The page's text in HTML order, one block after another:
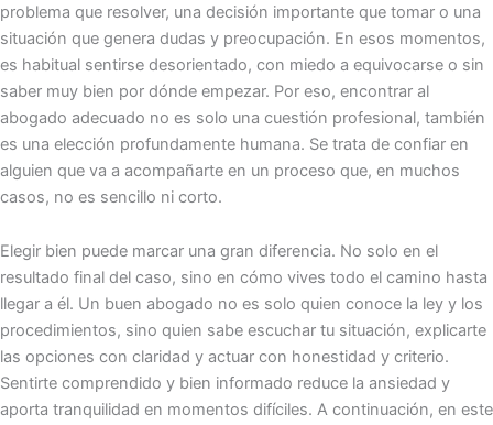
problema que resolver, una decisión importante que tomar o una
situación que genera dudas y preocupación. En esos momentos,
es habitual sentirse desorientado, con miedo a equivocarse o sin
saber muy bien por dónde empezar. Por eso, encontrar al
abogado adecuado no es solo una cuestión profesional, también
es una elección profundamente humana. Se trata de confiar en
alguien que va a acompañarte en un proceso que, en muchos
casos, no es sencillo ni corto.
Elegir bien puede marcar una gran diferencia. No solo en el
resultado final del caso, sino en cómo vives todo el camino hasta
llegar a él. Un buen abogado no es solo quien conoce la ley y los
procedimientos, sino quien sabe escuchar tu situación, explicarte
las opciones con claridad y actuar con honestidad y criterio.
Sentirte comprendido y bien informado reduce la ansiedad y
aporta tranquilidad en momentos difíciles. A continuación, en este